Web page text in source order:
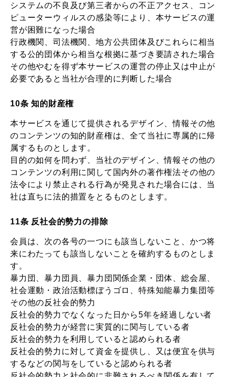
システムの不良及び第三者からの不正アクセス、コン
ピューターウィルスの感染等により、本サービスの運
営が困難になった場合
行政機関、司法機関、地方公共団体及びこれらに相当
する公的団体から相当な根拠に基づき要請された場合
その他やむを得ず本サービスの運営の停止又は中止が
必要であると当社が合理的に判断した場合
10条 知的財産権
本サービスを通じて提供されるデザイン、情報その他
のコンテンツの知的財産権は、全て当社に専属的に帰
属するものとします。
目的の如何を問わず、当社のデザイン、情報その他の
コンテンツの利用に関して国内外の著作権法その他の
法令により禁止される行為が発見された場合には、当
社は直ちに法的措置をとるものとします。
11条 反社会的勢力の排除
会員は、次の各号の一つにも該当しないこと、かつ将
来にわたっても該当しないことを確約するものとしま
す。
暴力団、暴力団員、暴力団関係企業・団体、総会屋、
社会運動・政治活動標ぼうゴロ、特殊知能暴力集団等
その他の反社会的勢力
反社会的勢力でなくなった日から5年を経過しない者
反社会的勢力が経営に実質的に関与している者
反社会的勢力を利用していると認められる者
反社会的勢力に対して資金を提供し、又は便宜を供与
するなどの関与をしていると認められる者